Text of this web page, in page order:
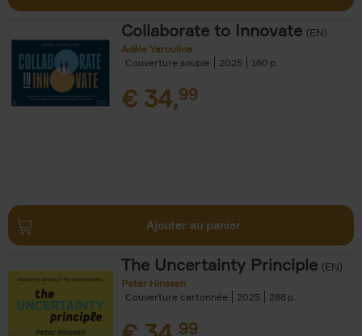
Collaborate to Innovate (EN)
Adèle Yaroulina
Couverture souple
2025 160
€ 34,99
Ajouter au panier
The Uncertainty Principle (EN)
Peter Hinssen
Couverture cartonnée
2025 288
99